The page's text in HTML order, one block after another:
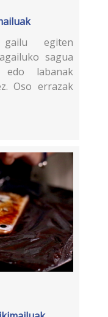
gailu egiten
sagua
edo labanak
Oso errazak